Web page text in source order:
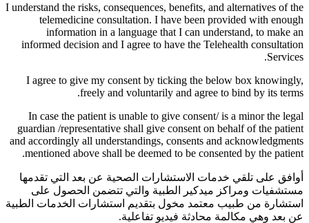
I understand the risks, consequences, benefits, and alternatives of the
telemedicine consultation. I have been provided with enough
information in a language that I can understand, to make an
informed decision and I agree to have the Telehealth consultation
Services.
I agree to give my consent by ticking the below box knowingly,
freely and voluntarily and agree to bind by its terms.
In case the patient is unable to give consent/ is a minor the legal
guardian /representative shall give consent on behalf of the patient
and accordingly all understandings, consents and acknowledgments
mentioned above shall be deemed to be consented by the patient.
أوافق على تلقي خدمات الاستشارات الصحية عن بعد التي تقدمها
مستشفيات ومراكز ميدكير الطبية والتي تتضمن الحصول على
استشارة من طبيب معتمد مخول بتقديم استشارات الخدمات الطبية
عن بعد وهي مكالمة محادثة فيديو تفاعلية.